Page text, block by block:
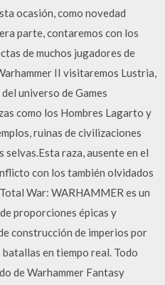
ocasión, como novedad
parte, contaremos con los
de muchos jugadores de
II visitaremos Lustria,
universo de Games
como los Hombres Lagarto y
ruinas de civilizaciones
raza, ausente en el
con los también olvidados
War: WARHAMMER es un
proporciones épicas y
construcción de imperios por
en tiempo real. Todo
de Warhammer Fantasy